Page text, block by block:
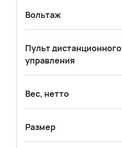
Вольтаж
Пульт дистанционного
управления
Вес, нетто
Размер